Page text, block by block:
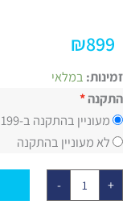
₪899
זמינות: במלאי
התקנה
מעוניין בהתקנה ב-199 ש"ח
לא מעוניין בהתקנה
-
כמות
של
מאוורר
42"
YORK
בצבע
טיק
כולל
שלט
+